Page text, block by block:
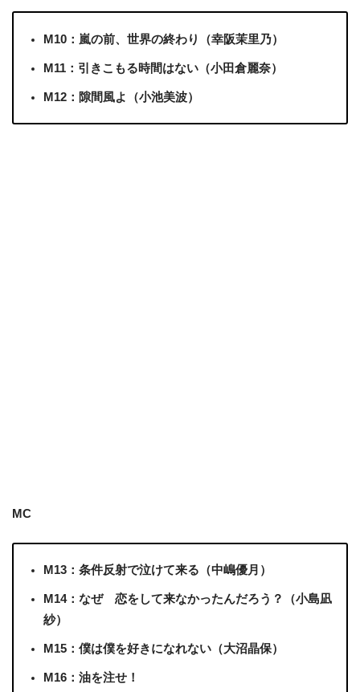
M10：嵐の前、世界の終わり（幸阪茉里乃）
M11：引きこもる時間はない（小田倉麗奈）
M12：隙間風よ（小池美波）
MC
M13：条件反射で泣けて来る（中嶋優月）
M14：なぜ 恋をして来なかったんだろう？（小島凪
紗）
M15：僕は僕を好きになれない（大沼晶保）
M16：油を注せ！